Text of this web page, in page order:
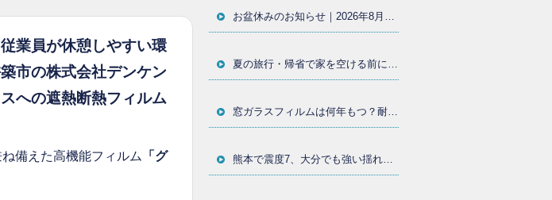
業員が休憩しやすい環
市の株式会社デンケン
への遮熱断熱フィルム
備えた高機能フィルム
「グ
お盆休みのお知らせ｜2026年8月11日〜15日まで休業いたします
夏の旅行・帰省で家を空ける前に｜窓まわりの防犯対策と防犯フィルムを大分の施工店が解説
窓ガラスフィルムは何年もつ？耐用年数・貼り替え時期・劣化サインを大分の施工店が解説
熊本で震度7、大分でも強い揺れ｜地震後に確認したい窓ガラスと飛散防止フィルム